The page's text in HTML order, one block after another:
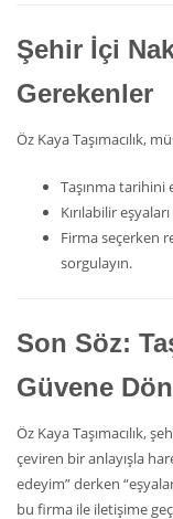
Şehir İçi
Gerekenler
Öz Kaya Taşımacılık,
Taşınma tarihini
Kırılabilir
Firma seçerken
sorgulayın.
Son Söz:
Güvene
Öz Kaya Taşımacılık,
çeviren bir anlayışla
edeyim” derken
bu firma ile iletişime